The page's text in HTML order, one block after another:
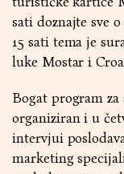
sati doznajte sve
15 sati tema je
luke Mostar i
Bogat program
organiziran i u
intervjui
marketing